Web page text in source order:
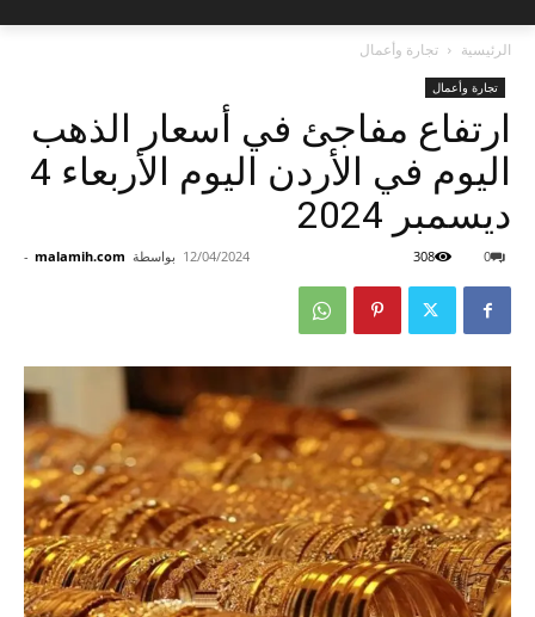
الرئيسية تجارة وأعمال
تجارة وأعمال
ارتفاع مفاجئ في أسعار الذهب
اليوم في الأردن اليوم الأربعاء 4
ديسمبر 2024
بواسطة malamih.com
- 12/04/2024 0
308